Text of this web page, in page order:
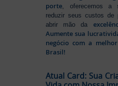
porte , oferecemos a
reduzir seus custos de
abrir mão da
Aumente sua
negócio com a
Brasil!
Atual Card: Sua